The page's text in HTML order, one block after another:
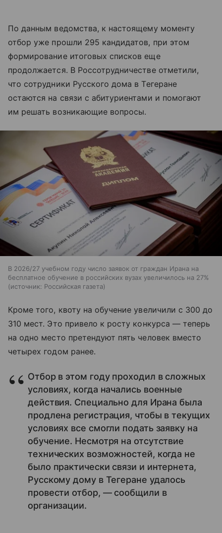
По данным ведомства, к настоящему моменту
отбор уже прошли 295 кандидатов, при этом
формирование итоговых списков еще
продолжается. В Россотрудничестве отметили,
что сотрудники Русского дома в Тегеране
остаются на связи с абитуриентами и помогают
им решать возникающие вопросы.
В 2026/27 учебном году число заявок от граждан Ирана на
бесплатное обучение в российских вузах увеличилось на 27%
источник: Российская газета
Кроме того, квоту на обучение увеличили с 300 до
310 мест. Это привело к росту конкурса — теперь
на одно место претендуют пять человек вместо
четырех годом ранее.
Отбор в этом году проходил в сложных
условиях, когда начались военные
действия. Специально для Ирана была
продлена регистрация, чтобы в текущих
условиях все смогли подать заявку на
обучение. Несмотря на отсутствие
технических возможностей, когда не
было практически связи и интернета,
Русскому дому в Тегеране удалось
провести отбор, — сообщили в
организации.